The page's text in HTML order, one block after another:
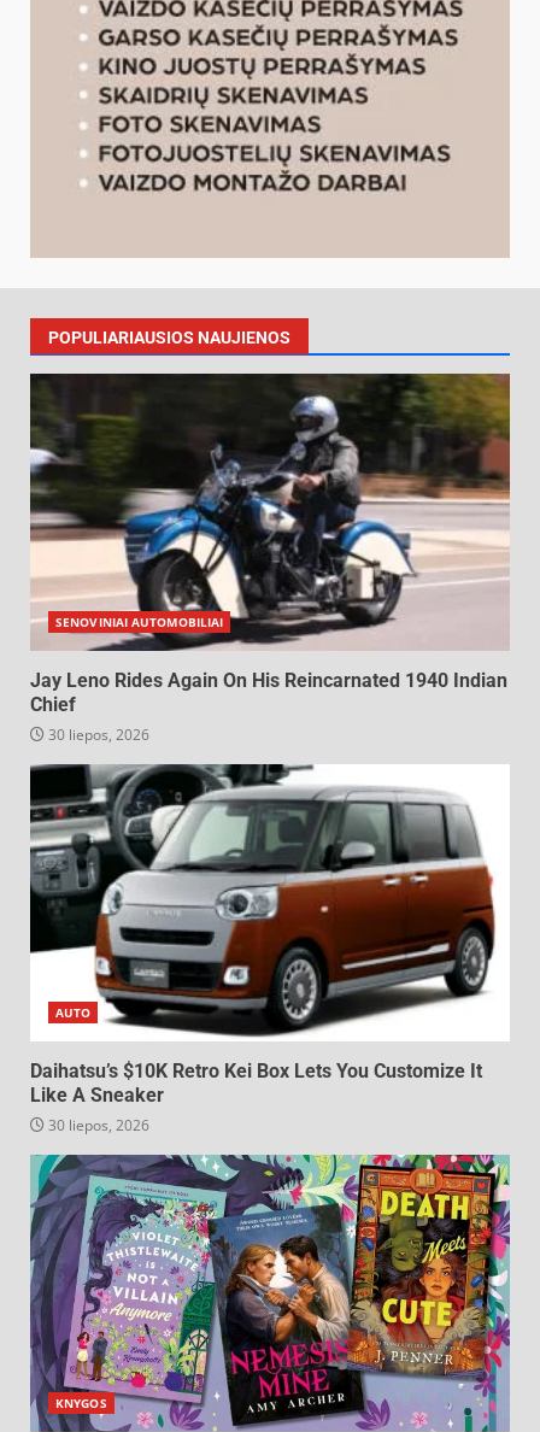
POPULIARIAUSIOS NAUJIENOS
SENOVINIAI AUTOMOBILIAI
Jay Leno Rides Again On His Reincarnated 1940 Indian
Chief
30 liepos, 2026
AUTO
Daihatsu’s $10K Retro Kei Box Lets You Customize It
Like A Sneaker
30 liepos, 2026
KNYGOS